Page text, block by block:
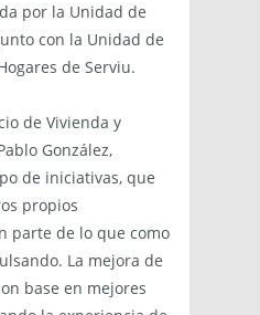
por la Unidad de
con la Unidad de
de Serviu.
de Vivienda y
González,
de iniciativas, que
propios
parte de lo que como
La mejora de
base en mejores